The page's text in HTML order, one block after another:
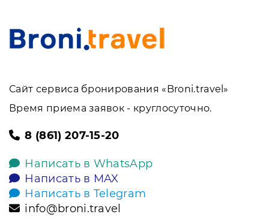
Сайт сервиса бронирования «Broni.travel»
Время приема заявок - круглосуточно.
8 (861) 207-15-20
Написать в WhatsApp
Написать в MAX
Написать в Telegram
info@broni.travel